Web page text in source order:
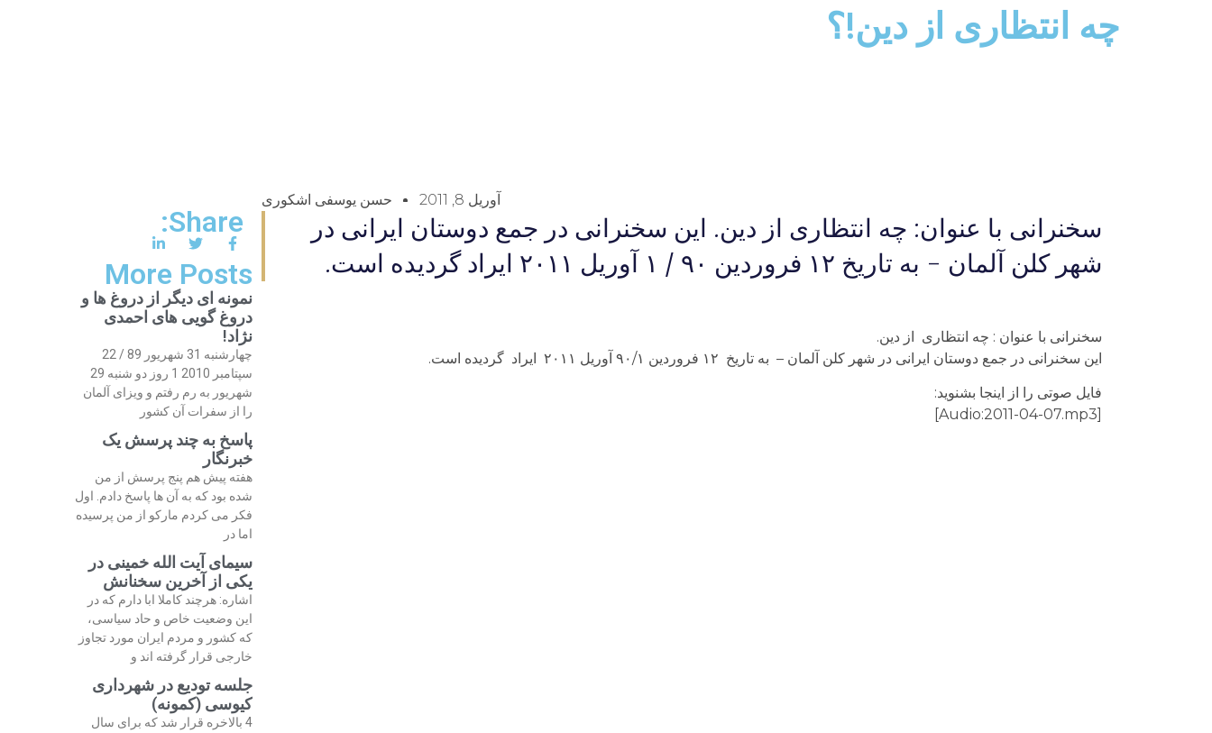
چه انتظارى از دين!؟
آوریل 8, 2011 حسن یوسفی اشکوری
سخنرانى با عنوان: چه انتظارى از دين. اين سخنرانى در جمع دوستان ايرانى در
شهر کلن آلمان - به تاريخ ۱۲ فروردین ۹۰ / ۱ آوریل ۲۰۱۱ ایراد گرديده است.
سخنرانى با عنوان : چه انتظارى از دين.
اين سخنرانى در جمع دوستان ايرانى در شهر کلن آلمان – به تاريخ ۱۲ فروردین ۹۰/۱ آوریل ۲۰۱۱ ایراد گرديده است.
فایل صوتی را از اینجا بشنوید:
Share:
More Posts
نمونه ای دیگر از دروغ ها و
دروغ گویی های احمدی
نژاد!
چهارشنبه 31 شهریور 89 / 22
سپتامبر 2010 1 روز دو شنبه 29
شهریور به رم رفتم و ویزای آلمان
را از سفرات آن کشور
پاسخ به چند پرسش یک
خبرنگار
هفته پیش هم پنج پرسش از من
شده بود که به آن ها پاسخ دادم. اول
فکر می کردم مارکو از من پرسیده
اما در
سیمای آیت الله خمینی در
یکی از آخرین سخنانش
اشاره: هرچند کاملا ابا دارم که در
این وضعیت خاص و حاد سیاسی،
که کشور و مردم ایران مورد تجاوز
خارجی قرار گرفته اند و
جلسه تودیع در شهرداری
کیوسی (کمونه)
4 بالاخره قرار شد که برای سال